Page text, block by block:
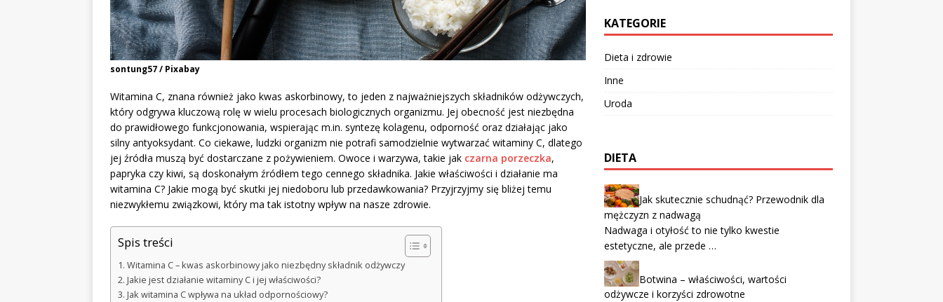
sontung57 / Pixabay
Witamina C, znana również jako kwas askorbinowy, to jeden z najważniejszych składników odżywczych,
który odgrywa kluczową rolę w wielu procesach biologicznych organizmu. Jej obecność jest niezbędna
do prawidłowego funkcjonowania, wspierając m.in. syntezę kolagenu, odporność oraz działając jako
silny antyoksydant. Co ciekawe, ludzki organizm nie potrafi samodzielnie wytwarzać witaminy C, dlatego
jej źródła muszą być dostarczane z pożywieniem. Owoce i warzywa, takie jak czarna porzeczka,
papryka czy kiwi, są doskonałym źródłem tego cennego składnika. Jakie właściwości i działanie ma
witamina C? Jakie mogą być skutki jej niedoboru lub przedawkowania? Przyjrzyjmy się bliżej temu
niezwykłemu związkowi, który ma tak istotny wpływ na nasze zdrowie.
Spis treści
Witamina C – kwas askorbinowy jako niezbędny składnik odżywczy
Jakie jest działanie witaminy C i jej właściwości?
Jak witamina C wpływa na układ odpornościowy?
KATEGORIE
Dieta i zdrowie
Inne
Uroda
DIETA
Jak skutecznie schudnąć? Przewodnik dla
mężczyzn z nadwagą
Nadwaga i otyłość to nie tylko kwestie
estetyczne, ale przede …
Botwina – właściwości, wartości
odżywcze i korzyści zdrowotne